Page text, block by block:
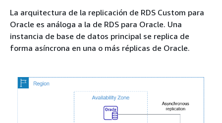
La arquitectura de la replicación de RDS Custom para
Oracle es análoga a la de RDS para Oracle. Una
instancia de base de datos principal se replica de
forma asíncrona en una o más réplicas de Oracle.